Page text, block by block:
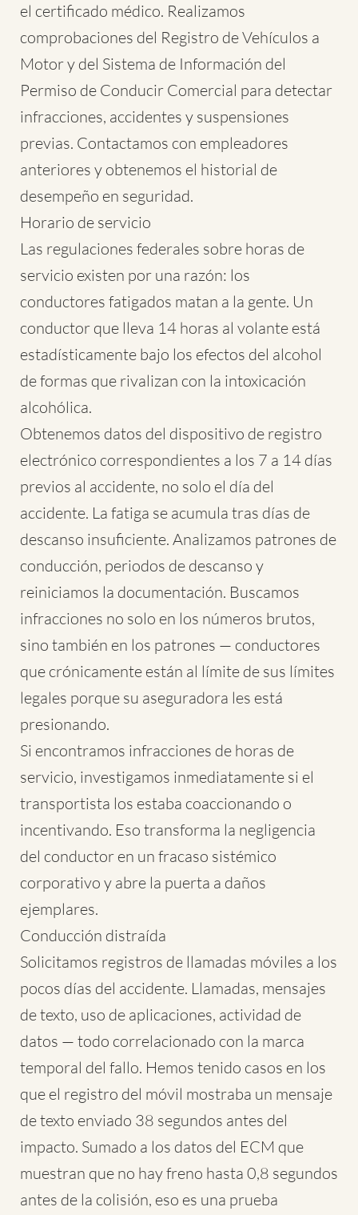
el certificado médico. Realizamos
comprobaciones del Registro de Vehículos a
Motor y del Sistema de Información del
Permiso de Conducir Comercial para detectar
infracciones, accidentes y suspensiones
previas. Contactamos con empleadores
anteriores y obtenemos el historial de
desempeño en seguridad.
Horario de servicio
Las regulaciones federales sobre horas de
servicio existen por una razón: los
conductores fatigados matan a la gente. Un
conductor que lleva 14 horas al volante está
estadísticamente bajo los efectos del alcohol
de formas que rivalizan con la intoxicación
alcohólica.
Obtenemos datos del dispositivo de registro
electrónico correspondientes a los 7 a 14 días
previos al accidente, no solo el día del
accidente. La fatiga se acumula tras días de
descanso insuficiente. Analizamos patrones de
conducción, periodos de descanso y
reiniciamos la documentación. Buscamos
infracciones no solo en los números brutos,
sino también en los patrones — conductores
que crónicamente están al límite de sus límites
legales porque su aseguradora les está
presionando.
Si encontramos infracciones de horas de
servicio, investigamos inmediatamente si el
transportista los estaba coaccionando o
incentivando. Eso transforma la negligencia
del conductor en un fracaso sistémico
corporativo y abre la puerta a daños
ejemplares.
Conducción distraída
Solicitamos registros de llamadas móviles a los
pocos días del accidente. Llamadas, mensajes
de texto, uso de aplicaciones, actividad de
datos — todo correlacionado con la marca
temporal del fallo. Hemos tenido casos en los
que el registro del móvil mostraba un mensaje
de texto enviado 38 segundos antes del
impacto. Sumado a los datos del ECM que
muestran que no hay freno hasta 0,8 segundos
antes de la colisión, eso es una prueba